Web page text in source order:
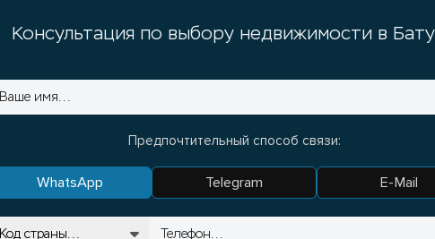
Консультация по выбору недвижимости в
Предпочтительный способ связи:
WhatsApp Telegram E-Mail